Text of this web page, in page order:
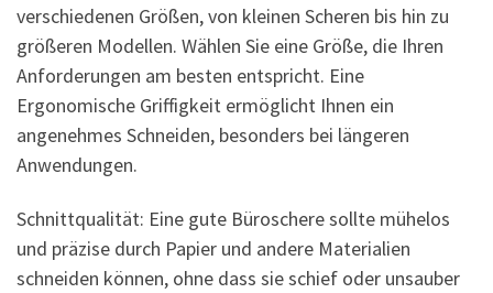
verschiedenen Größen, von kleinen Scheren bis hin zu
größeren Modellen. Wählen Sie eine Größe, die Ihren
Anforderungen am besten entspricht. Eine
Ergonomische Griffigkeit ermöglicht Ihnen ein
angenehmes Schneiden, besonders bei längeren
Anwendungen.
Schnittqualität: Eine gute Büroschere sollte mühelos
und präzise durch Papier und andere Materialien
schneiden können, ohne dass sie schief oder unsauber